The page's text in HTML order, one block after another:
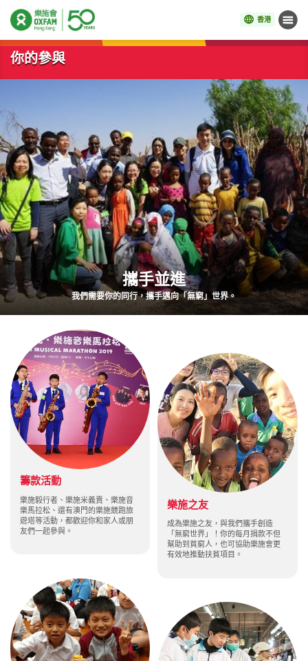
香港 目錄
開始主要內容
你的參與
攜手並進
我們需要你的同行，攜手邁向「無窮」世界。
籌款活動
樂施毅行者、樂施米義賣、樂施音
樂馬拉松、還有澳門的樂施競跑旅
遊塔等活動，都歡迎你和家人或朋
友們一起參與。
樂施之友
成為樂施之友，與我們攜手創造
「無窮世界」！你的每月捐款不但
幫助到貧窮人，也可協助樂施會更
有效地推動扶貧項目。